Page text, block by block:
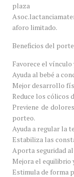
plaza
aforo limitado.
Beneficios del
Favorece el vínculo
Ayuda al bebé a
Mejor desarrollo
Reduce los cólicos
Previene de
porteo.
Ayuda a regular la
Estabiliza las
Aporta seguridad al
Mejora el equilibrio
Estimula de forma